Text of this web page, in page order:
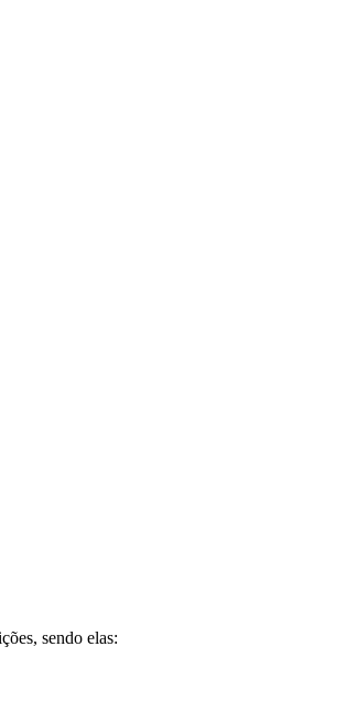
sendo elas: